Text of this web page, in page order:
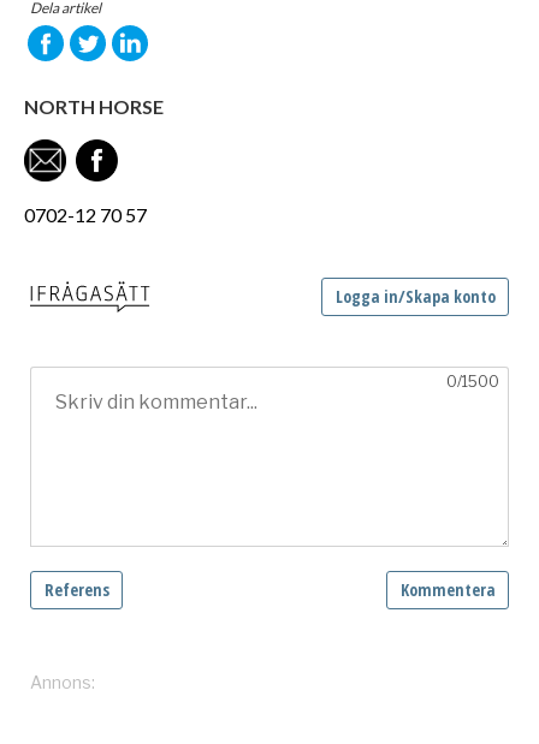
Dela artikel
NORTH HORSE
0702-12 70 57